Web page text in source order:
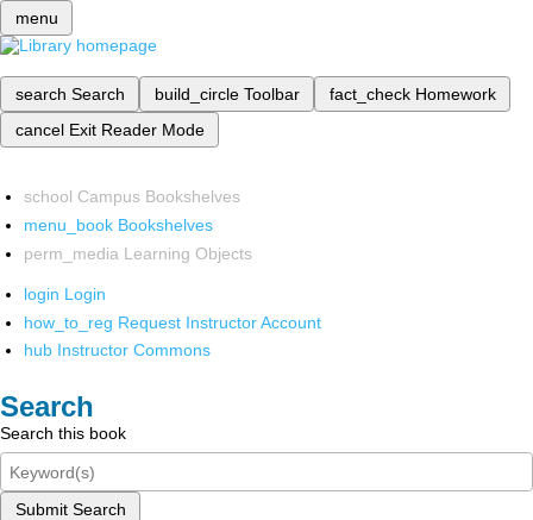
menu
search Search build_circle Toolbar fact_check Homework
cancel Exit Reader Mode
school Campus Bookshelves
menu_book Bookshelves
perm_media Learning Objects
login Login
how_to_reg Request Instructor Account
hub Instructor Commons
Search
Search this book
Submit Search